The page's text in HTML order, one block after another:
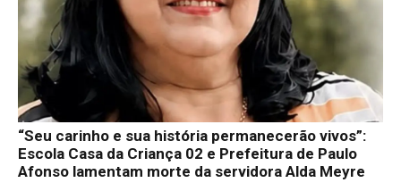
“Seu carinho e sua história permanecerão vivos”:
Escola Casa da Criança 02 e Prefeitura de Paulo
Afonso lamentam morte da servidora Alda Meyre